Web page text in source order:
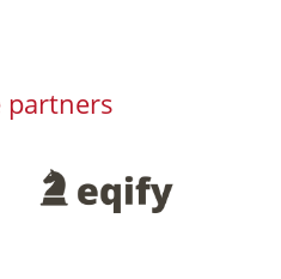
partners
Afbeelding